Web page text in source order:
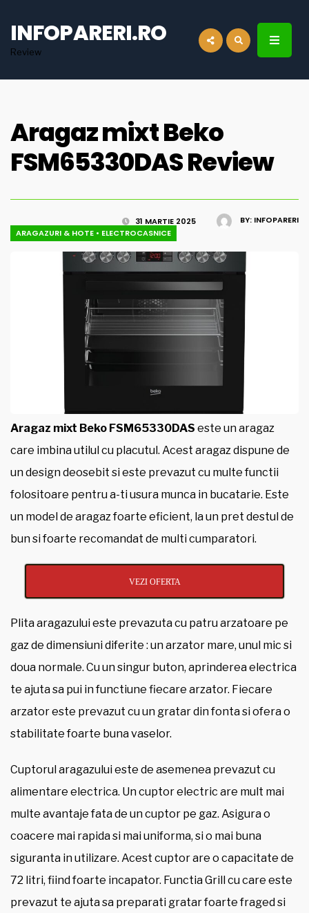
INFOPARERI.RO
Review
Aragaz mixt Beko
FSM65330DAS Review
BY: INFOPARERI
31 MARTIE 2025
ARAGAZURI & HOTE • ELECTROCASNICE
Aragaz mixt Beko FSM65330DAS este un aragaz
care imbina utilul cu placutul. Acest aragaz dispune de
un design deosebit si este prevazut cu multe functii
folositoare pentru a-ti usura munca in bucatarie. Este
un model de aragaz foarte eficient, la un pret destul de
bun si foarte recomandat de multi cumparatori.
VEZI OFERTA
Plita aragazului este prevazuta cu patru arzatoare pe
gaz de dimensiuni diferite : un arzator mare, unul mic si
doua normale. Cu un singur buton, aprinderea electrica
te ajuta sa pui in functiune fiecare arzator. Fiecare
arzator este prevazut cu un gratar din fonta si ofera o
stabilitate foarte buna vaselor.
Cuptorul aragazului este de asemenea prevazut cu
alimentare electrica. Un cuptor electric are mult mai
multe avantaje fata de un cuptor pe gaz. Asigura o
coacere mai rapida si mai uniforma, si o mai buna
siguranta in utilizare. Acest cuptor are o capacitate de
72 litri, fiind foarte incapator. Functia Grill cu care este
prevazut te ajuta sa preparati gratar foarte fraged si